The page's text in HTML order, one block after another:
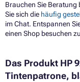
Brauchen Sie Beratung
Sie sich die häufig
im Chat. Entspannen
einen Shop besuchen
Das Produkt HP
Tintenpatrone,